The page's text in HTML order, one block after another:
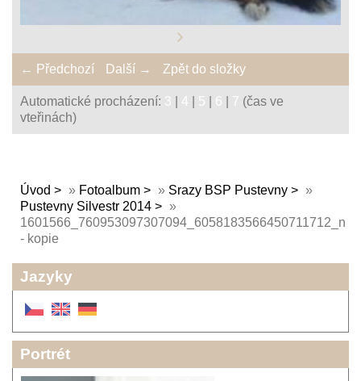
← Předchozí Další → Zpět do složky
Automatické procházení: 3 4 5 6 7 (čas ve
vteřinách)
Úvod » Fotoalbum » Srazy BSP Pustevny
»
Pustevny Silvestr 2014
»
1601566_760953097307094_6058183566450711712_n
- kopie
Jazyky
Portrét